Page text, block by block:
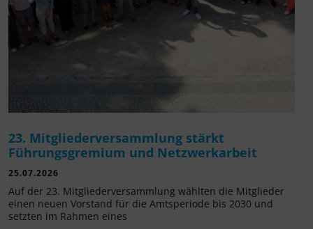
23. Mitgliederversammlung stärkt
Führungsgremium und Netzwerkarbeit
25.07.2026
Auf der 23. Mitgliederversammlung wählten die Mitglieder
einen neuen Vorstand für die Amtsperiode bis 2030 und
setzten im Rahmen eines